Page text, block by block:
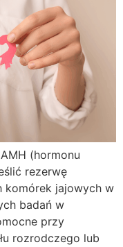
(hormonu
rezerwę
komórek jajowych w
badań w
przy
rozrodczego lub